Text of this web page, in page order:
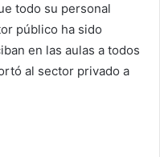
todo su personal
público ha sido
en las aulas a todos
al sector privado a